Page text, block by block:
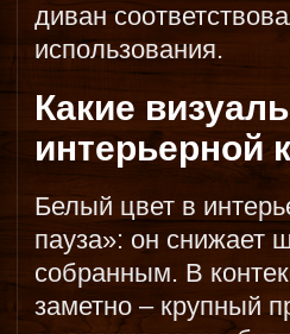
диван
использования.
Какие
интерьерной
Белый цвет в
пауза»: он снижает
собранным. В
заметно – крупный